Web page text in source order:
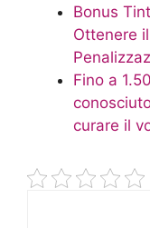
Bonus
Ottenere
Fino a
curare il